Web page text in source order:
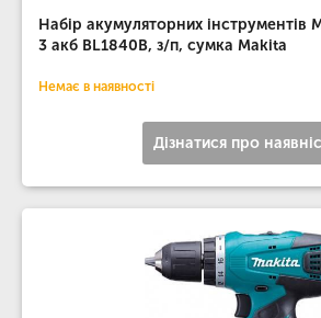
Набір акумуляторних інструментів
3 акб BL1840B, з/п, сумка Makita
Немає в наявності
Дізнатися про